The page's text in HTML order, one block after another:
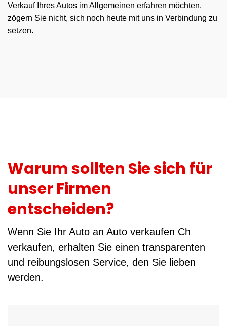
Verkauf Ihres Autos im Allgemeinen erfahren möchten,
zögern Sie nicht, sich noch heute mit uns in Verbindung zu
setzen.
Warum sollten Sie sich für
unser Firmen
entscheiden?
Wenn Sie Ihr Auto an Auto verkaufen Ch
verkaufen, erhalten Sie einen transparenten
und reibungslosen Service, den Sie lieben
werden.